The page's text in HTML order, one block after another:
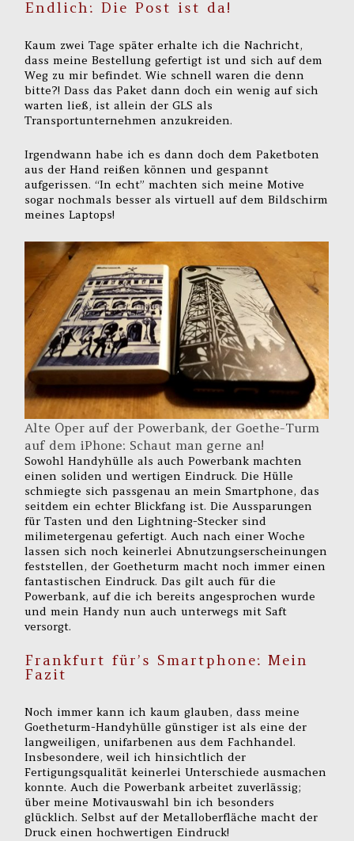
Endlich: Die Post ist da!
Kaum zwei Tage später erhalte ich die Nachricht,
dass meine Bestellung gefertigt ist und sich auf dem
Weg zu mir befindet. Wie schnell waren die denn
bitte?! Dass das Paket dann doch ein wenig auf sich
warten ließ, ist allein der GLS als
Transportunternehmen anzukreiden.
Irgendwann habe ich es dann doch dem Paketboten
aus der Hand reißen können und gespannt
aufgerissen. “In echt” machten sich meine Motive
sogar nochmals besser als virtuell auf dem Bildschirm
meines Laptops!
Alte Oper auf der Powerbank, der Goethe-Turm
auf dem iPhone: Schaut man gerne an!
Sowohl Handyhülle als auch Powerbank machten
einen soliden und wertigen Eindruck. Die Hülle
schmiegte sich passgenau an mein Smartphone, das
seitdem ein echter Blickfang ist. Die Aussparungen
für Tasten und den Lightning-Stecker sind
milimetergenau gefertigt. Auch nach einer Woche
lassen sich noch keinerlei Abnutzungserscheinungen
feststellen, der Goetheturm macht noch immer einen
fantastischen Eindruck. Das gilt auch für die
Powerbank, auf die ich bereits angesprochen wurde
und mein Handy nun auch unterwegs mit Saft
versorgt.
Frankfurt für’s Smartphone: Mein
Fazit
Noch immer kann ich kaum glauben, dass meine
Goetheturm-Handyhülle günstiger ist als eine der
langweiligen, unifarbenen aus dem Fachhandel.
Insbesondere, weil ich hinsichtlich der
Fertigungsqualität keinerlei Unterschiede ausmachen
konnte. Auch die Powerbank arbeitet zuverlässig;
über meine Motivauswahl bin ich besonders
glücklich. Selbst auf der Metalloberfläche macht der
Druck einen hochwertigen Eindruck!